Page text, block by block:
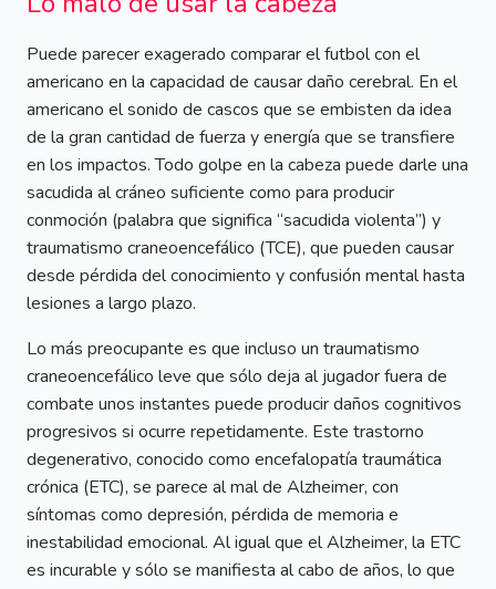
Puede parecer exagerado comparar el futbol con el
americano en la capacidad de causar daño cerebral. En el
americano el sonido de cascos que se embisten da idea
de la gran cantidad de fuerza y energía que se transfiere
en los impactos. Todo golpe en la cabeza puede darle una
sacudida al cráneo suficiente como para producir
conmoción (palabra que significa “sacudida violenta”) y
traumatismo craneoencefálico (TCE), que pueden causar
desde pérdida del conocimiento y confusión mental hasta
lesiones a largo plazo.
Lo más preocupante es que incluso un traumatismo
craneoencefálico leve que sólo deja al jugador fuera de
combate unos instantes puede producir daños cognitivos
progresivos si ocurre repetidamente. Este trastorno
degenerativo, conocido como encefalopatía traumática
crónica (ETC), se parece al mal de Alzheimer, con
síntomas como depresión, pérdida de memoria e
inestabilidad emocional. Al igual que el Alzheimer, la ETC
es incurable y sólo se manifiesta al cabo de años, lo que